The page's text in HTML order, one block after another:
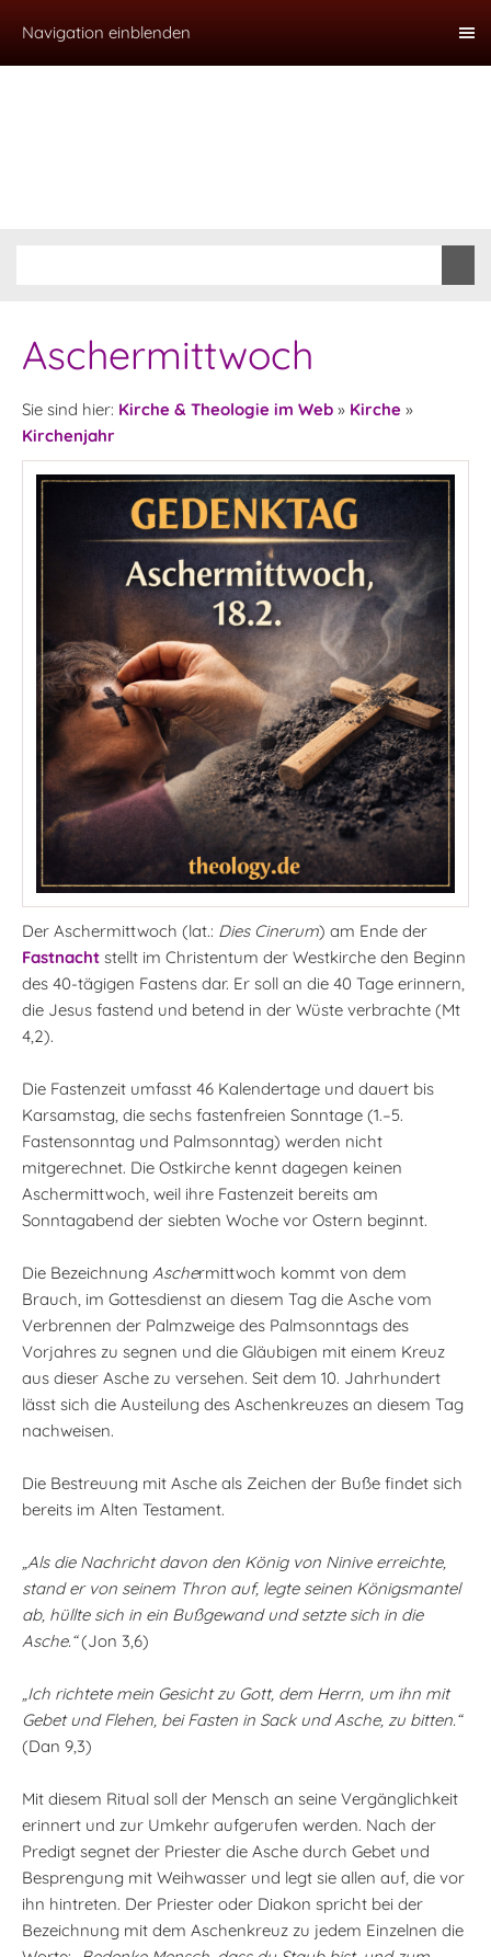
Navigation einblenden
Aschermittwoch
Sie sind hier: Kirche & Theologie im Web » Kirche »
Kirchenjahr
Der Aschermittwoch (lat.: Dies Cinerum) am Ende der
Fastnacht stellt im Christentum der Westkirche den Beginn
des 40-tägigen Fastens dar. Er soll an die 40 Tage erinnern,
die Jesus fastend und betend in der Wüste verbrachte (Mt
4,2).
Die Fastenzeit umfasst 46 Kalendertage und dauert bis
Karsamstag, die sechs fastenfreien Sonntage (1.–5.
Fastensonntag und Palmsonntag) werden nicht
mitgerechnet. Die Ostkirche kennt dagegen keinen
Aschermittwoch, weil ihre Fastenzeit bereits am
Sonntagabend der siebten Woche vor Ostern beginnt.
Die Bezeichnung Aschermittwoch kommt von dem
Brauch, im Gottesdienst an diesem Tag die Asche vom
Verbrennen der Palmzweige des Palmsonntags des
Vorjahres zu segnen und die Gläubigen mit einem Kreuz
aus dieser Asche zu versehen. Seit dem 10. Jahrhundert
lässt sich die Austeilung des Aschenkreuzes an diesem Tag
nachweisen.
Die Bestreuung mit Asche als Zeichen der Buße findet sich
bereits im Alten Testament.
„Als die Nachricht davon den König von Ninive erreichte,
stand er von seinem Thron auf, legte seinen Königsmantel
ab, hüllte sich in ein Bußgewand und setzte sich in die
Asche.“(Jon 3,6)
„Ich richtete mein Gesicht zu Gott, dem Herrn, um ihn mit
Gebet und Flehen, bei Fasten in Sack und Asche, zu bitten.“
(Dan 9,3)
Mit diesem Ritual soll der Mensch an seine Vergänglichkeit
erinnert und zur Umkehr aufgerufen werden. Nach der
Predigt segnet der Priester die Asche durch Gebet und
Besprengung mit Weihwasser und legt sie allen auf, die vor
ihn hintreten. Der Priester oder Diakon spricht bei der
Bezeichnung mit dem Aschenkreuz zu jedem Einzelnen die